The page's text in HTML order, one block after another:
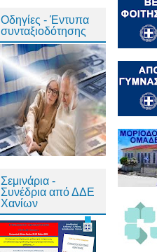
Οδηγίες - Έντυπα
συνταξιοδότησης
Σεμινάρια -
Συνέδρια από ΔΔΕ
Χανίων